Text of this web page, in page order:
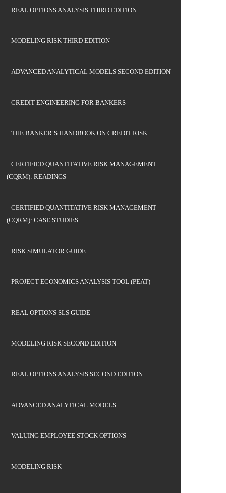
REAL OPTIONS ANALYSIS THIRD EDITION
MODELING RISK THIRD EDITION
ADVANCED ANALYTICAL MODELS SECOND EDITION
CREDIT ENGINEERING FOR BANKERS
THE BANKER’S HANDBOOK ON CREDIT RISK
CERTIFIED QUANTITATIVE RISK MANAGEMENT
(CQRM): READINGS
CERTIFIED QUANTITATIVE RISK MANAGEMENT
(CQRM): CASE STUDIES
RISK SIMULATOR GUIDE
PROJECT ECONOMICS ANALYSIS TOOL (PEAT)
REAL OPTIONS SLS GUIDE
MODELING RISK SECOND EDITION
REAL OPTIONS ANALYSIS SECOND EDITION
ADVANCED ANALYTICAL MODELS
VALUING EMPLOYEE STOCK OPTIONS
MODELING RISK